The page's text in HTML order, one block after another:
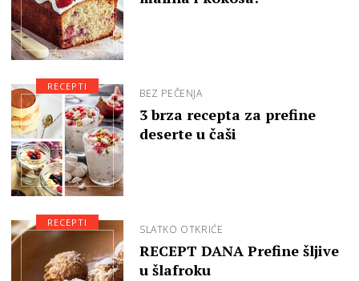
BEZ PEČENJA
3 brza recepta za prefine
deserte u čaši
RECEPTI
SLATKO OTKRIĆE
RECEPT DANA Prefine šljive
u šlafroku
RECEPTI